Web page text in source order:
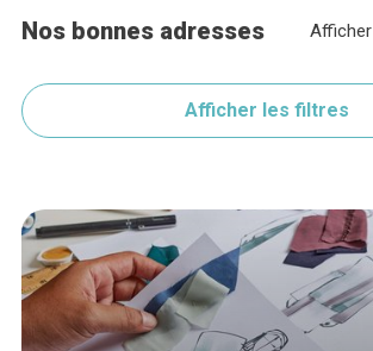
Nos bonnes adresses
Afficher les filtres